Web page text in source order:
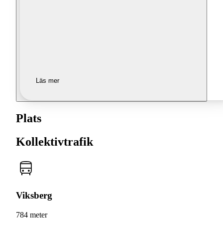
Läs mer
Plats
Kollektivtrafik
Viksberg
784 meter